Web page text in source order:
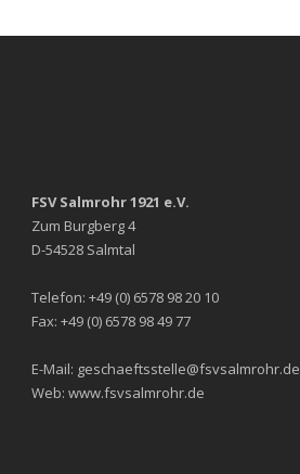
FSV Salmrohr 1921 e.V.
Zum Burgberg 4
D-54528 Salmtal
Telefon: +49 (0) 6578 98 20 10
Fax: +49 (0) 6578 98 49 77
E-Mail: geschaeftsstelle@fsvsalmrohr.de
Web: www.fsvsalmrohr.de